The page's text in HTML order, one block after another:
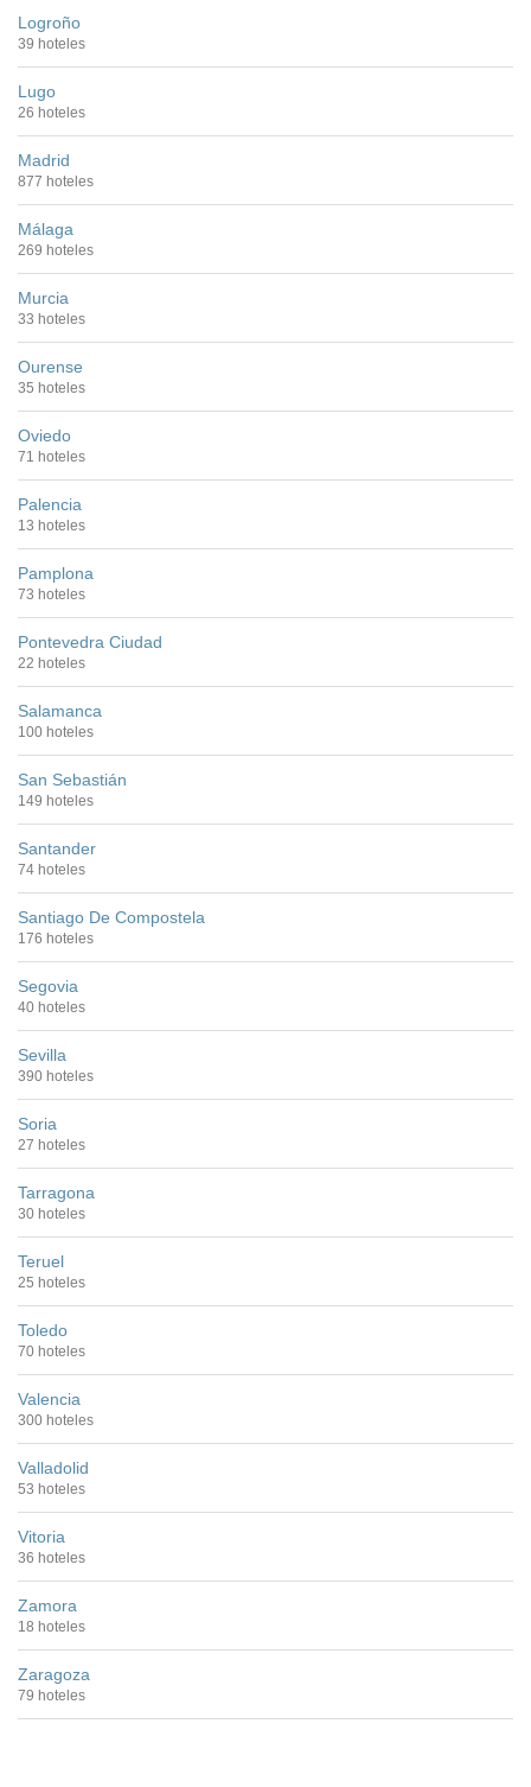
Logroño
39 hoteles
Lugo
26 hoteles
Madrid
877 hoteles
Málaga
269 hoteles
Murcia
33 hoteles
Ourense
35 hoteles
Oviedo
71 hoteles
Palencia
13 hoteles
Pamplona
73 hoteles
Pontevedra Ciudad
22 hoteles
Salamanca
100 hoteles
San Sebastián
149 hoteles
Santander
74 hoteles
Santiago De Compostela
176 hoteles
Segovia
40 hoteles
Sevilla
390 hoteles
Soria
27 hoteles
Tarragona
30 hoteles
Teruel
25 hoteles
Toledo
70 hoteles
Valencia
300 hoteles
Valladolid
53 hoteles
Vitoria
36 hoteles
Zamora
18 hoteles
Zaragoza
79 hoteles